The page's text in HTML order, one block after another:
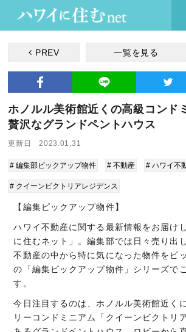
PREV 一覧を見る
ホノルル美術館近くの高級コンド
贅沢なグランドペントハウス
更新日 2023.01.31
# 編集部ピックアップ物件 # 不動産 # ハワイ不
# クイーンビクトリアレジデンス
【編集ピックアップ物件】
ハワイ不動産に関する最新情報をお届け
に住むネット」。編集部では日々売り出
不動産の中から特に気になった物件をピ
の「編集ピックアップ物件」シリーズで
す。
今日注目するのは、ホノルル美術館近く
リーコンドミニアム「クイーンビクトリ